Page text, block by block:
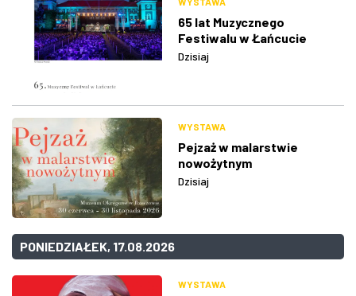
65 lat Muzycznego
Festiwalu w Łańcucie
Dzisiaj
WYSTAWA
Pejzaż w malarstwie
nowożytnym
Dzisiaj
PONIEDZIAŁEK, 17.08.2026
WYSTAWA